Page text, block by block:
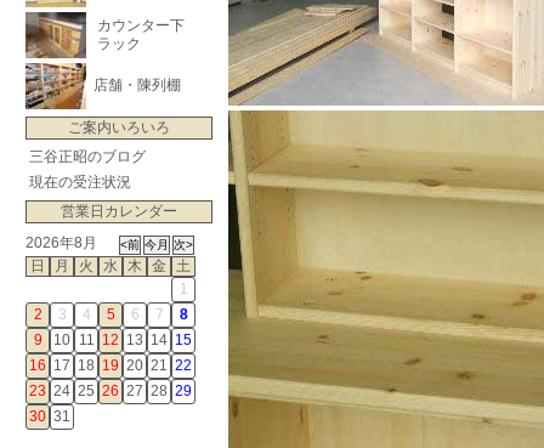
カウンター下
ラック
店舗・陳列棚
ご案内いろいろ
三谷正昭のブログ
現在の受注状況
営業日カレンダー
2026年8月
日
月 火 水 木 金
土
1
2
3 4 5 6 7
8
9
10 11 12 13 14 15
16 17 18 19 20 21 22
23 24 25 26 27 28 29
30 31